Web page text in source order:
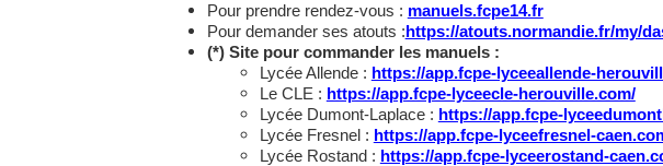
Pour prendre rendez-vous : manuels.fcpe14.fr
Pour demander ses atouts : https://atouts.normandie.fr/my/
(*) Site pour commander les manuels :
Lycée Allende : https://app.fcpe-lyceeallende-
Le CLE : https://app.fcpe-lyceecle-herouville.com/
Lycée Dumont-Laplace : https://app.fcpe-
Lycée Fresnel : https://app.fcpe-lyceefresnel-
Lycée Rostand : https://app.fcpe-lyceerostand-